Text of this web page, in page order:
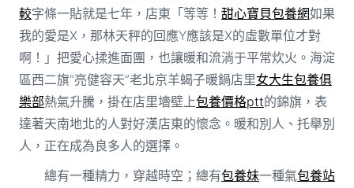
較字條一貼就是七年，店東「等等！ 甜心寶貝包養網如果
我的愛是X，那林天秤的回應Y應該是X的虛數單位才對
啊！」把愛心揉進面團，也讓暖和流淌于平常炊火。海淀
區西二旗“亮健容天”老北京羊蝎子暖鍋店里女大生包養俱
樂部熱氣升騰，掛在店里墻壁上包養價格ptt的錦旗，表
達著天南地北的人對好漢店東的懷念。暖和別人、托舉別
人，正在成為良多人的選擇。
總有一種精力，穿越時空；總有包養妹一種氣包養站